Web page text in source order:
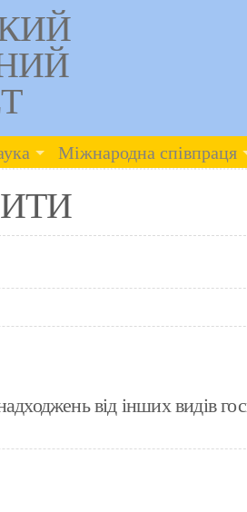
Міжнародна співпраця
від інших видів